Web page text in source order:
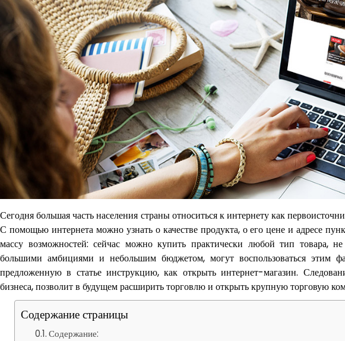
Сегодня большая часть населения страны относиться к интернету как
С помощью интернета можно узнать о качестве продукта, о его цене и адресе
массу возможностей: сейчас можно купить практически любой тип товара,
большими амбициями и небольшим бюджетом, могут воспользоваться этим
предложенную в статье инструкцию, как открыть интернет-магазин.
бизнеса, позволит в будущем расширить торговлю и открыть крупную торговую
Содержание страницы
Содержание: